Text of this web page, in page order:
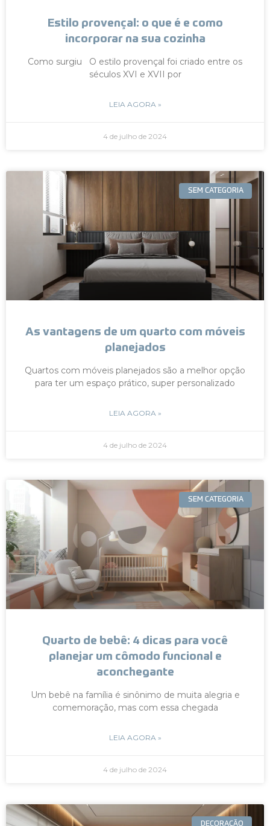
Estilo provençal: o que é e como
incorporar na sua cozinha
Como surgiu O estilo provençal foi criado entre os
séculos XVI e XVII por
LEIA AGORA »
4 de julho de 2024
SEM CATEGORIA
As vantagens de um quarto com móveis
planejados
Quartos com móveis planejados são a melhor opção
para ter um espaço prático, super personalizado
LEIA AGORA »
4 de julho de 2024
SEM CATEGORIA
Quarto de bebê: 4 dicas para você
planejar um cômodo funcional e
aconchegante
Um bebê na família é sinônimo de muita alegria e
comemoração, mas com essa chegada
LEIA AGORA »
4 de julho de 2024
DECORAÇÃO